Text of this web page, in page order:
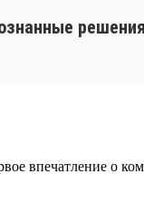
впечатление о